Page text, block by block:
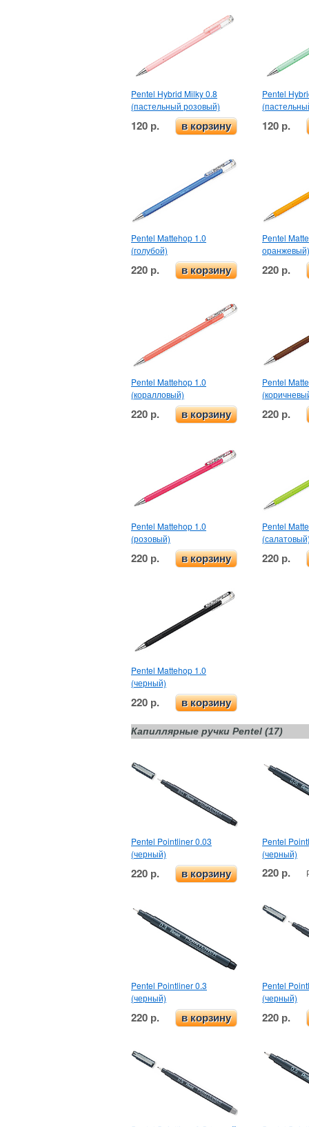
Pentel Hybrid Milky 0.8
(пастельный розовый)
120 р. в корзину
Pentel
120 р.
Pentel Mattehop 1.0
(голубой)
220 р. в корзину
Pentel
оранжевый)
220 р.
Pentel Mattehop 1.0
(коралловый)
220 р. в корзину
Pentel
220 р.
Pentel Mattehop 1.0
(розовый)
220 р. в корзину
Pentel
220 р.
Pentel Mattehop 1.0
(черный)
220 р. в корзину
Капиллярные ручки Pentel (17)
Pentel Pointliner 0.03
(черный)
220 р. в корзину
Pentel
(черный)
220 р.
Pentel Pointliner 0.3
(черный)
220 р. в корзину
Pentel
(черный)
220 р.